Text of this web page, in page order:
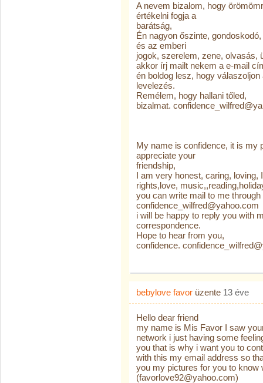
A nevem bizalom, hogy
értékelni fogja a
barátság,
Én nagyon őszinte,
és az emberi
jogok, szerelem, zene, olvasás,
akkor írj mailt nekem a e-mail
én boldog lesz, hogy
levelezés.
Remélem, hogy hallani tőled,
bizalmat.
My name is confidence, it is my
appreciate your
friendship,
I am very honest, caring, loving,
rights,love,
you can write mail to me
confidence_wilfred@yahoo.com
i will be happy to reply you with
correspondence.
Hope to hear from you,
confidence.
bebylove favor üzente 13 éve
Hello dear friend
my name is Mis Favor I saw
network i just having some
you that is why i want you to
with this my email address so
you my pictures for you to know
(favorlove92@yahoo.com)